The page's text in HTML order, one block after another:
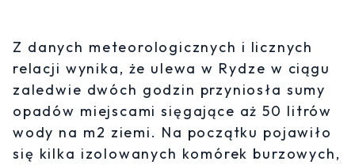
Z danych meteorologicznych i licznych
relacji wynika, że ulewa w Rydze w ciągu
zaledwie dwóch godzin przyniosła sumy
opadów miejscami sięgające aż 50 litrów
wody na m2 ziemi. Na początku pojawiło
się kilka izolowanych komórek burzowych,